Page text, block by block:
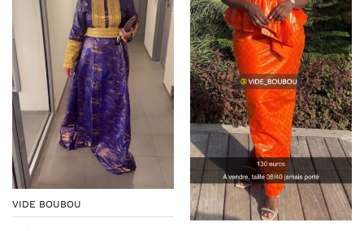
VIDE BOUBOU